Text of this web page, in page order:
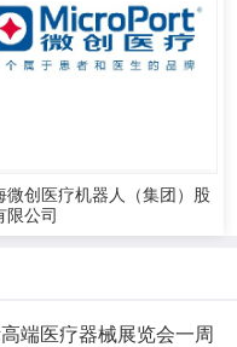
微创医疗机器人（集团）股
限公司
端医疗器械展览会一周